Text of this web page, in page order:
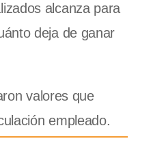
alcanza para
deja de ganar
valores que
empleado.